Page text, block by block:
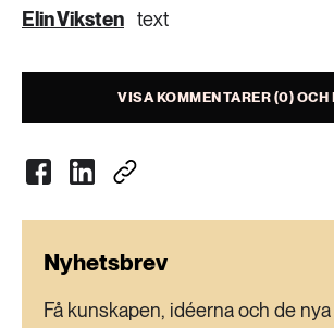
Elin Viksten text
VISA KOMMENTARER (0) OCH
Nyhetsbrev
Få kunskapen, idéerna och de